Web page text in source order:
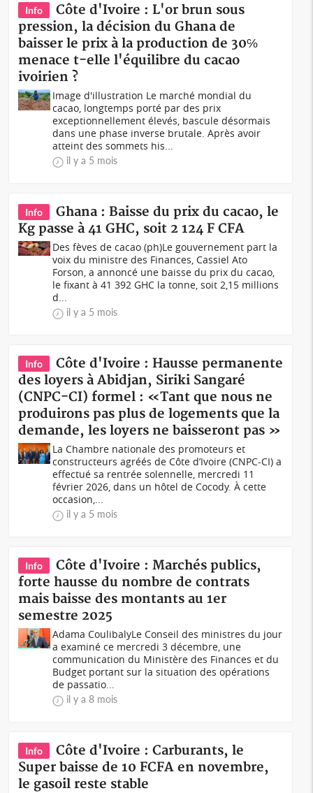
Info
Côte d'Ivoire : L'or brun sous
pression, la décision du Ghana de
baisser le prix à la production de 30℅
menace t-elle l'équilibre du cacao
ivoirien ?
Image d'illustration Le marché mondial du
cacao, longtemps porté par des prix
exceptionnellement élevés, bascule désormais
dans une phase inverse brutale. Après avoir
atteint des sommets his...
il y a 5 mois
Info
Ghana : Baisse du prix du cacao, le
Kg passe à 41 GHC, soit 2 124 F CFA
Des fèves de cacao (ph)Le gouvernement part la
voix du ministre des Finances, Cassiel Ato
Forson, a annoncé une baisse du prix du cacao,
le fixant à 41 392 GHC la tonne, soit 2,15 millions
d...
il y a 5 mois
Info
Côte d'Ivoire : Hausse permanente
des loyers à Abidjan, Siriki Sangaré
(CNPC-CI) formel : «Tant que nous ne
produirons pas plus de logements que la
demande, les loyers ne baisseront pas »
La Chambre nationale des promoteurs et
constructeurs agréés de Côte d’Ivoire (CNPC-CI) a
effectué sa rentrée solennelle, mercredi 11
février 2026, dans un hôtel de Cocody. À cette
occasion,...
il y a 5 mois
Info
Côte d'Ivoire : Marchés publics,
forte hausse du nombre de contrats
mais baisse des montants au 1er
semestre 2025
Adama CoulibalyLe Conseil des ministres du jour
a examiné ce mercredi 3 décembre, une
communication du Ministère des Finances et du
Budget portant sur la situation des opérations
de passatio...
il y a 8 mois
Info
Côte d'Ivoire : Carburants, le
Super baisse de 10 FCFA en novembre,
le gasoil reste stable